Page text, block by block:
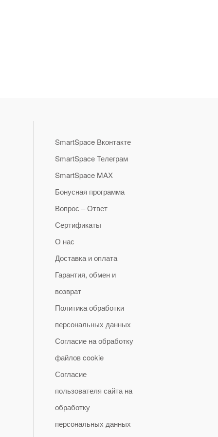
SmartSpace Вконтакте
SmartSpace Телеграм
SmartSpace MAX
Бонусная программа
Вопрос – Ответ
Сертификаты
О нас
Доставка и оплата
Гарантия, обмен и
возврат
Политика обработки
персональных данных
Согласие на обработку
файлов cookie
Согласие
пользователя сайта на
обработку
персональных данных